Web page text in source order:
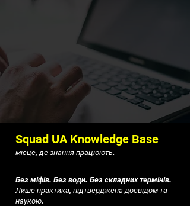
Squad UA Knowledge Base
місце, де знання працюють.
Без міфів. Без води. Без складних термінів.
Лише практика, підтверджена досвідом та
наукою.